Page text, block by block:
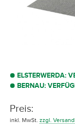
ELSTERWERDA:
BERNAU:
Preis:
inkl. MwSt. zzgl.